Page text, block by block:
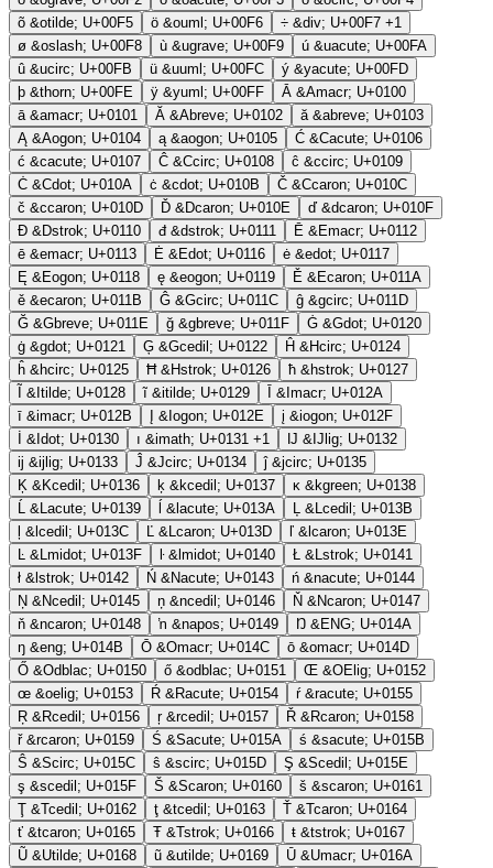
õ &otilde; U+00F5 ö &ouml; U+00F6 ÷ &div; U+00F7 +1
ø &oslash; U+00F8 ù &ugrave; U+00F9 ú &uacute; U+00FA
û &ucirc; U+00FB ü &uuml; U+00FC ý &yacute; U+00FD
þ &thorn; U+00FE ÿ &yuml; U+00FF Ā &Amacr; U+0100
ā &amacr; U+0101 Ă &Abreve; U+0102 ă &abreve; U+0103
Ą &Aogon; U+0104 ą &aogon; U+0105 Ć &Cacute; U+0106
ć &cacute; U+0107 Ĉ &Ccirc; U+0108 ĉ &ccirc; U+0109
Ċ &Cdot; U+010A ċ &cdot; U+010B Č &Ccaron; U+010C
č &ccaron; U+010D Ď &Dcaron; U+010E ď &dcaron; U+010F
Đ &Dstrok; U+0110 đ &dstrok; U+0111 Ē &Emacr; U+0112
ē &emacr; U+0113 Ė &Edot; U+0116 ė &edot; U+0117
Ę &Eogon; U+0118 ę &eogon; U+0119 Ě &Ecaron; U+011A
ě &ecaron; U+011B Ĝ &Gcirc; U+011C ĝ &gcirc; U+011D
Ğ &Gbreve; U+011E ğ &gbreve; U+011F Ġ &Gdot; U+0120
ġ &gdot; U+0121 Ģ &Gcedil; U+0122 Ĥ &Hcirc; U+0124
ĥ &hcirc; U+0125 Ħ &Hstrok; U+0126 ħ &hstrok; U+0127
Ĩ &Itilde; U+0128 ĩ &itilde; U+0129 Ī &Imacr; U+012A
ī &imacr; U+012B Į &Iogon; U+012E į &iogon; U+012F
İ &Idot; U+0130 ı &imath; U+0131 +1 Ĳ &IJlig; U+0132
ĳ &ijlig; U+0133 Ĵ &Jcirc; U+0134 ĵ &jcirc; U+0135
Ķ &Kcedil; U+0136 ķ &kcedil; U+0137 ĸ &kgreen; U+0138
Ĺ &Lacute; U+0139 ĺ &lacute; U+013A Ļ &Lcedil; U+013B
ļ &lcedil; U+013C Ľ &Lcaron; U+013D ľ &lcaron; U+013E
Ŀ &Lmidot; U+013F ŀ &lmidot; U+0140 Ł &Lstrok; U+0141
ł &lstrok; U+0142 Ń &Nacute; U+0143 ń &nacute; U+0144
Ņ &Ncedil; U+0145 ņ &ncedil; U+0146 Ň &Ncaron; U+0147
ň &ncaron; U+0148 ŉ &napos; U+0149 Ŋ &ENG; U+014A
ŋ &eng; U+014B Ō &Omacr; U+014C ō &omacr; U+014D
Ő &Odblac; U+0150 ő &odblac; U+0151 Œ &OElig; U+0152
œ &oelig; U+0153 Ŕ &Racute; U+0154 ŕ &racute; U+0155
Ŗ &Rcedil; U+0156 ŗ &rcedil; U+0157 Ř &Rcaron; U+0158
ř &rcaron; U+0159 Ś &Sacute; U+015A ś &sacute; U+015B
Ŝ &Scirc; U+015C ŝ &scirc; U+015D Ş &Scedil; U+015E
ş &scedil; U+015F Š &Scaron; U+0160 š &scaron; U+0161
Ţ &Tcedil; U+0162 ţ &tcedil; U+0163 Ť &Tcaron; U+0164
ť &tcaron; U+0165 Ŧ &Tstrok; U+0166 ŧ &tstrok; U+0167
Ũ &Utilde; U+0168 ũ &utilde; U+0169 Ū &Umacr; U+016A